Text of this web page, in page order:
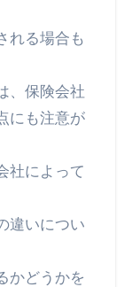
れる場合も
、保険会社
にも注意が
社によって
違いについ
かどうかを